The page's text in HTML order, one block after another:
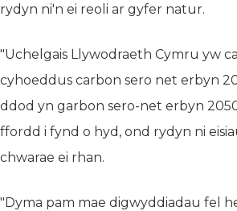
rydyn ni'n ei reoli ar gyfer natur.
"Uchelgais Llywodraeth Cymru yw
cyhoeddus carbon sero net erbyn
ddod yn garbon sero-net erbyn
ffordd i fynd o hyd, ond rydyn ni
chwarae ei rhan.
"Dyma pam mae digwyddiadau fel